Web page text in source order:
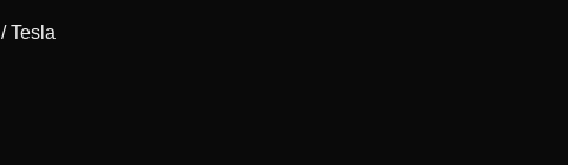
/ Tesla